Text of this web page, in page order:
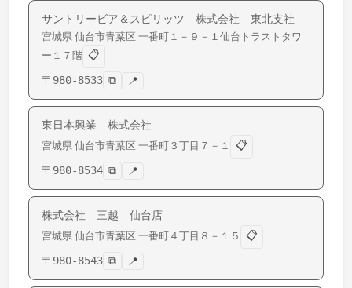
サントリービア＆スピリッツ 株式会社 東北支社
宮城県 仙台市青葉区 一番町 １－９－１仙台トラストタワ
ー１７階 📋
〒 980-8533 ⧉ 📍
東日本興業 株式会社
宮城県 仙台市青葉区 一番町 ３丁目７－１
📋
〒 980-8534 ⧉ 📍
株式会社 三越 仙台店
宮城県 仙台市青葉区 一番町 ４丁目８－１５
📋
〒 980-8543 ⧉ 📍